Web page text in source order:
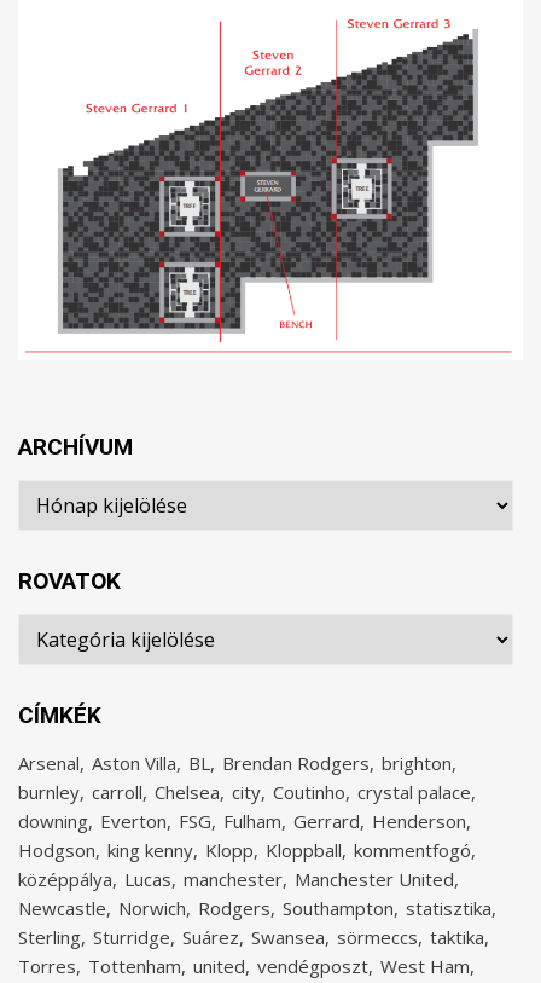
ARCHÍVUM
Archívum
ROVATOK
Rovatok
CÍMKÉK
Arsenal Aston Villa BL Brendan Rodgers brighton
burnley carroll Chelsea city Coutinho crystal palace
downing Everton FSG Fulham Gerrard Henderson
Hodgson king kenny Klopp Kloppball kommentfogó
középpálya Lucas manchester Manchester United
Newcastle Norwich Rodgers Southampton statisztika
Sterling Sturridge Suárez Swansea sörmeccs taktika
Torres Tottenham united vendégposzt West Ham